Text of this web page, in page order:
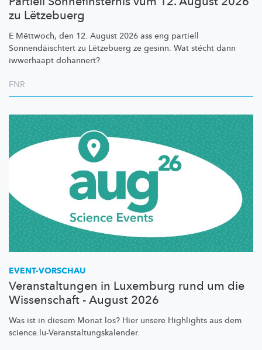
zu Lëtzebuerg
E Mëttwoch, den 12. August 2026 ass eng partiell
Sonnendäischtert zu Lëtzebuerg ze gesinn. Wat stécht dann
iwwerhaapt dohannert?
FNR
EVENT-VORSCHAU
Veranstaltungen in Luxemburg rund um die
Wissenschaft - August 2026
Was ist in diesem Monat los? Hier unsere Highlights aus dem
science.lu-Veranstaltungskalender.